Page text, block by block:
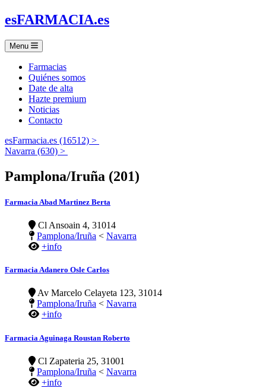
esFARMACIA.es
Menu
Farmacias
Quiénes somos
Date de alta
Hazte premium
Noticias
Contacto
esFarmacia.es (16512) >
Navarra (630) >
Pamplona/Iruña (201)
Farmacia Abad Martinez Berta
Cl Ansoain 4, 31014
Pamplona/Iruña < Navarra
+info
Farmacia Adanero Osle Carlos
Av Marcelo Celayeta 123, 31014
Pamplona/Iruña < Navarra
+info
Farmacia Aguinaga Roustan Roberto
Cl Zapateria 25, 31001
Pamplona/Iruña < Navarra
+info